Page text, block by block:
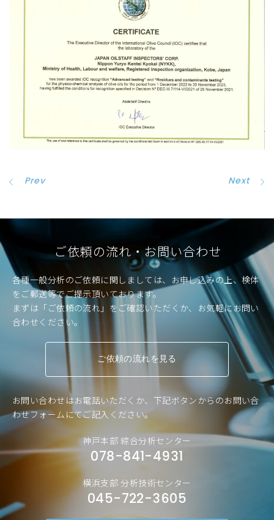
Prev Next
ご依頼の流れ・お問い合わせ
各種一般分析のご依頼に関しましては、お申し込みの上、検体
をご郵送等でご提示頂いております。
まずは「ご依頼の流れ」をご確認いただくか、お気軽にお問い
合わせください。
ご依頼の流れを見る
お問い合わせはお電話いただくか、下記ボタンからのお問い合
わせフォームにてご記入ください。
神戸本部 綜合分析センター
078-841-4931
横浜支部 分析技術センター
045-722-3605